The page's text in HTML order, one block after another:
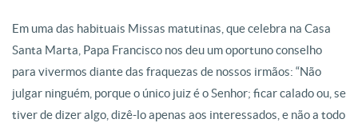
Em uma das habituais Missas matutinas, que celebra na Casa
Santa Marta, Papa Francisco nos deu um oportuno conselho
para vivermos diante das fraquezas de nossos irmãos: “Não
julgar ninguém, porque o único juiz é o Senhor; ficar calado ou, se
tiver de dizer algo, dizê-lo apenas aos interessados, e não a todo